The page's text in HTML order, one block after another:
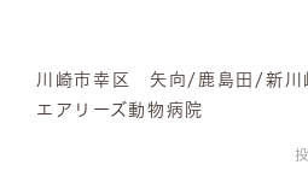
川崎市幸区 矢向/鹿島田/新川
エアリーズ動物病院